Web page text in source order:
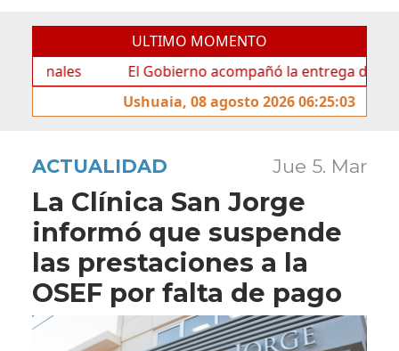
ULTIMO MOMENTO
El Gobierno acompañó la entrega de nueva
Ushuaia, 08 agosto 2026 06:25:03
ACTUALIDAD Jue 5. Mar
La Clínica San Jorge
informó que suspende
las prestaciones a la
OSEF por falta de pago